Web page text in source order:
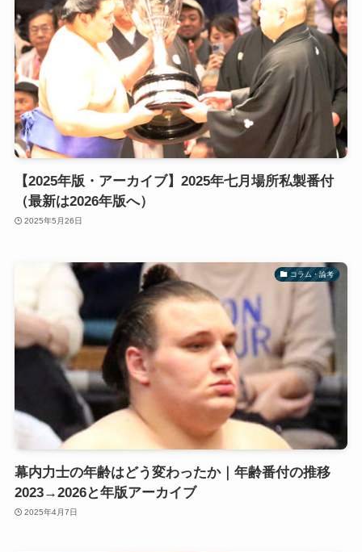
【2025年版・アーカイブ】2025年七月場所私製番付
（最新は2026年版へ）
2025年5月26日
コラム・論考
幕内力士の年齢はどう変わったか｜年齢番付の推移
2023→2026と年版アーカイブ
2025年4月7日